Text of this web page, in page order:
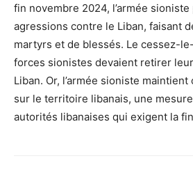
fin novembre 2024, l’armée
agressions contre le Liban, faisant
martyrs et de blessés. Le cessez-
forces sionistes devaient retirer
Liban. Or, l’armée sioniste
sur le territoire libanais, une
autorités libanaises qui exigent la